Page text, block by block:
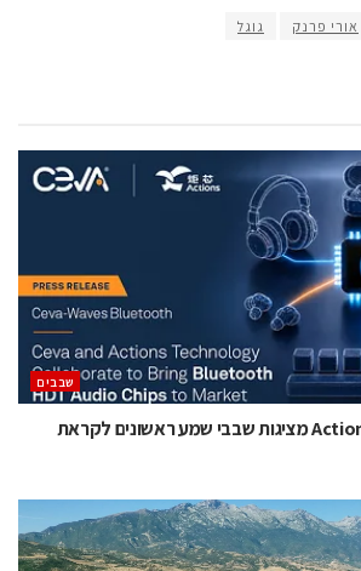
אורי פרנק גוגל
‫שבבים‬
סיוה ו־Actions Technology מציגות שבבי שמע ראשונים לקראת